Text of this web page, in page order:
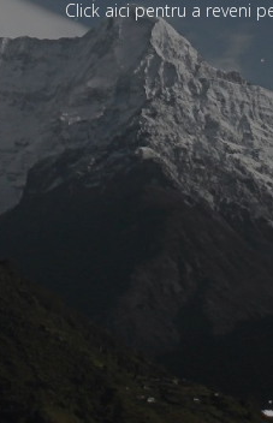
Click aici pentru a reveni